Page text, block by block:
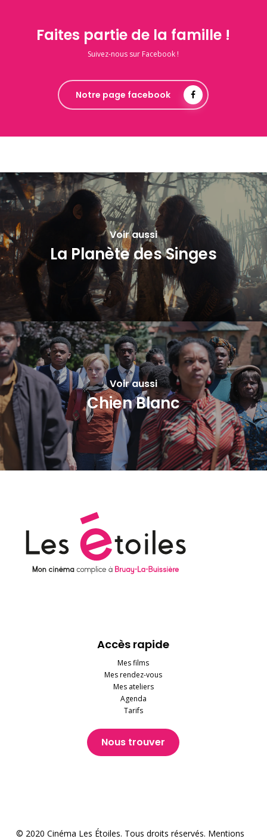
Faites partie de la famille !
Suivez-nous sur Facebook !
Notre page facebook
Voir aussi
La Planète des Singes
Voir aussi
Chien Blanc
Accès rapide
Mes films
Mes rendez-vous
Mes ateliers
Agenda
Tarifs
Nous trouver
© 2020 Cinéma Les Étoiles. Tous droits réservés. Mentions